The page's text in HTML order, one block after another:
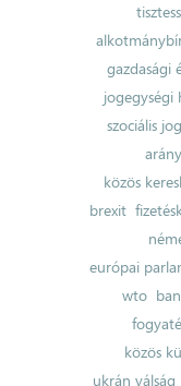
gazdasági
jogegységi
szociális jog
közös
brexit
európai
wto
közös
ukrán válság